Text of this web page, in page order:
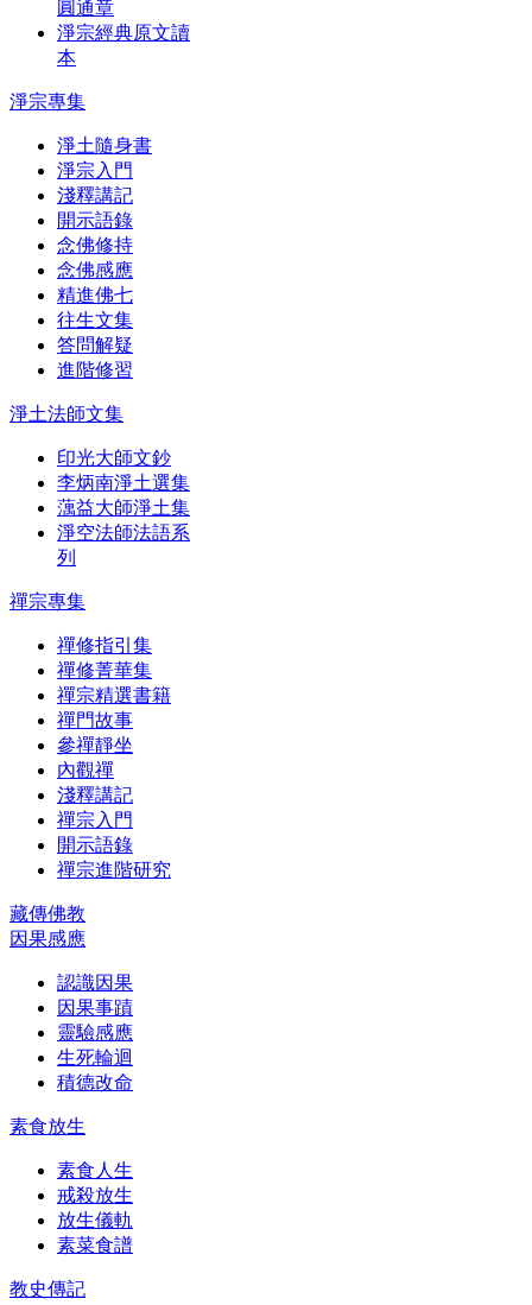
圓通章
淨宗經典原文讀
本
淨宗專集
淨土隨身書
淨宗入門
淺釋講記
開示語錄
念佛修持
念佛感應
精進佛七
往生文集
答問解疑
進階修習
淨土法師文集
印光大師文鈔
李炳南淨土選集
蕅益大師淨土集
淨空法師法語系
列
禪宗專集
禪修指引集
禪修菁華集
禪宗精選書籍
禪門故事
參禪靜坐
內觀禪
淺釋講記
禪宗入門
開示語錄
禪宗進階研究
藏傳佛教
因果感應
認識因果
因果事蹟
靈驗感應
生死輪迴
積德改命
素食放生
素食人生
戒殺放生
放生儀軌
素菜食譜
教史傳記